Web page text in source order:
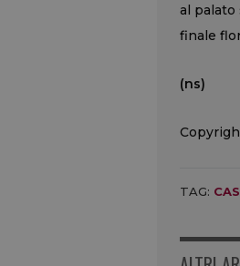
al palato
finale
(ns)
TAG: